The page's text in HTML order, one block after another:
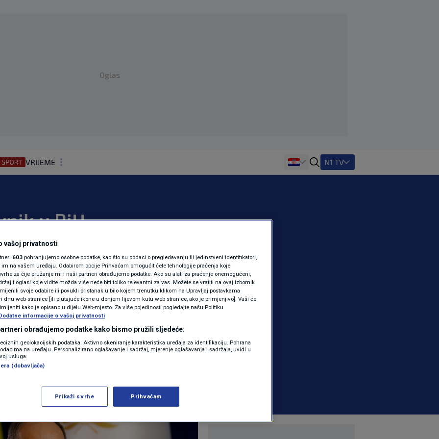
Oglas
VRIJEME
MAGAZIN
KOLUMNE
N1(DIS)INFO
KLIMATSKE PROMJENE
FOTO
VIDEO
N1 TV
u BiH
o američkim
mi to nije
| 0 komentara
Više
vašoj privatnosti
603 pohranjujemo osobne podatke, kao što su podaci o pregledavanju ili jedinstveni identifikatori,
na vašem uređaju. Odabirom opcije Prihvaćam omogućit ćete tehnologije praćenja koje
za čije pružanje mi i naši partneri obrađujemo podatke. Ako su alati za praćenje onemogućeni,
i oglasi koje vidite možda više neće biti toliko relevantni za vas. Možete se vratiti na ovaj izbornik
svoje odabire ili povukli pristanak u bilo kojem trenutku klikom na Upravljaj postavkama
dnu web-stranice [ili plutajuće ikone u donjem lijevom kutu web stranice, ako je primjenjivo]. Vaši će
kako je opisano u dijelu Web-mjesto. Za više pojedinosti pogledajte našu Politiku
informacije o vašoj privatnosti
obrađujemo podatke kako bismo pružili sljedeće:
geolokacijskih podataka. Aktivno skeniranje karakteristika uređaja za identifikaciju. Pohrana
na uređaju. Personalizirano oglašavanje i sadržaj, mjerenje oglašavanja i sadržaja, uvidi u
usluga.
(dobavljača)
Prikaži svrhe Prihvaćam